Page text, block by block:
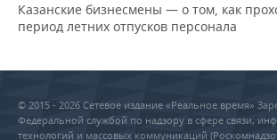
Казанские бизнесмены — о том, как
период летних отпусков персонала
© 2015 - 2026 Сетевое издание «Реальное время»
Федеральной службой по надзору в сфере связи,
технологий и массовых коммуникаций